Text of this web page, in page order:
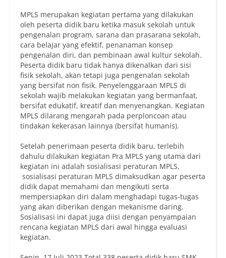
MPLS merupakan kegiatan pertama yang dilakukan
oleh peserta didik baru ketika masuk sekolah untuk
pengenalan program, sarana dan prasarana sekolah,
cara belajar yang efektif, penanaman konsep
pengenalan diri, dan pembinaan awal kultur sekolah.
Peserta didik baru tidak hanya dikenalkan dari sisi
fisik sekolah, akan tetapi juga pengenalan sekolah
yang bersifat non fisik. Penyelenggaraan MPLS di
sekolah wajib melakukan kegiatan yang bermanfaat,
bersifat edukatif, kreatif dan menyenangkan. Kegiatan
MPLS dilarang mengarah pada perploncoan atau
tindakan kekerasan lainnya (bersifat humanis).
Setelah penerimaan peserta didik baru, terlebih
dahulu dilakukan kegiatan Pra MPLS yang utama dari
kegiatan ini adalah sosialisasi peraturan MPLS,
sosialisasi peraturan MPLS dimaksudkan agar peserta
didik dapat memahami dan mengikuti serta
mempersiapkan diri dalam menghadapi tugas-tugas
yang akan diberikan dengan mekanisme daring.
Sosialisasi ini dapat juga diisi dengan penyampaian
rencana kegiatan MPLS dari awal hingga evaluasi
kegiatan.